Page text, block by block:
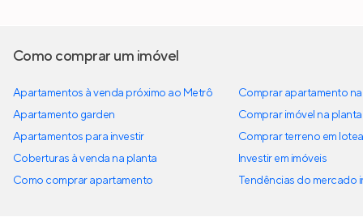
Como comprar um imóvel
Apartamentos à venda próximo ao Metrô
Apartamento garden
Apartamentos para investir
Coberturas à venda na planta
Como comprar apartamento
Comprar apartamento
Comprar imóvel na planta
Comprar terreno em
Investir em imóveis
Tendências do mercado